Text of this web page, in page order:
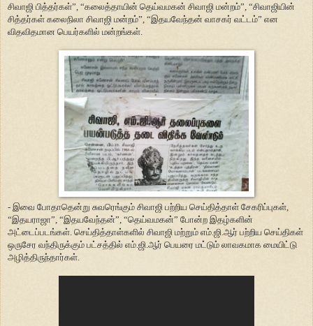
சிவாஜி பித்தர்கள்”, “கலைத்தாயின் தெய்வமகன் சிவாஜி மன்றம்”, “சிவாஜியின்
சித்தர்கள் கலைநிலா சிவாஜி மன்றம்”, “இதயவேந்தன் வாசகர் வட்டம்” என
விதவிதமான பெயர்களில் மன்றங்கள்.
- இவை போதாதென்று சுவரெங்கும் சிவாஜி பற்றிய செய்தித்தாள் சேகரிப்புகள்,
“இதயராஜா”, “இதயவேந்தன்”, “தெய்வமகன்” போன்ற இதழ்களின்
அட்டைப்படங்கள். செய்தித்தாள்களில் சிவாஜி மற்றும் எம்.ஜி.ஆர் பற்றிய செய்திகள்
ஒருசேர வந்திருக்கும் பட்சத்தில் எம்.ஜி.ஆர் பெயரை மட்டும் லாவகமாக மையிட்டு
அழித்திருந்தார்கள்.